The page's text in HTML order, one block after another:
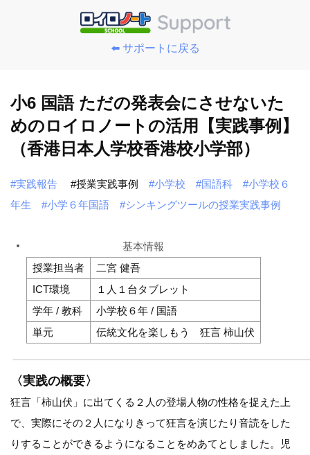
⬅️ サポートに戻る
小6 国語 ただの発表会にさせないた
めのロイロノートの活用【実践事例】
（香港日本人学校香港校小学部）
#実践報告 #授業実践事例 #小学校 #国語科
#小学校６
年生
#小学６年国語 #シンキングツールの授業実践事例
基本情報
授業担当者
二宮 健吾
ICT環境
１人１台タブレット
学年 / 教科
小学校６年 / 国語
単元
伝統文化を楽しもう 狂言 柿山伏
〈実践の概要〉
狂言「柿山伏」に出てくる２人の登場人物の性格を捉えた上
で、実際にその２人になりきって狂言を演じたり音読をした
りすることができるようになることをめあてとしました。児